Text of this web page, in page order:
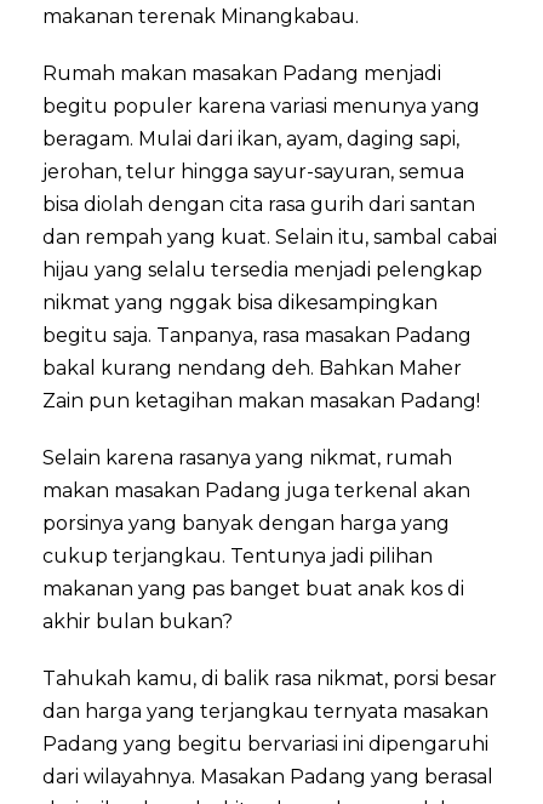
makanan terenak Minangkabau.
Rumah makan masakan Padang menjadi
begitu populer karena variasi menunya yang
beragam. Mulai dari ikan, ayam, daging sapi,
jerohan, telur hingga sayur-sayuran, semua
bisa diolah dengan cita rasa gurih dari santan
dan rempah yang kuat. Selain itu, sambal cabai
hijau yang selalu tersedia menjadi pelengkap
nikmat yang nggak bisa dikesampingkan
begitu saja. Tanpanya, rasa masakan Padang
bakal kurang nendang deh. Bahkan Maher
Zain pun ketagihan makan masakan Padang!
Selain karena rasanya yang nikmat, rumah
makan masakan Padang juga terkenal akan
porsinya yang banyak dengan harga yang
cukup terjangkau. Tentunya jadi pilihan
makanan yang pas banget buat anak kos di
akhir bulan bukan?
Tahukah kamu, di balik rasa nikmat, porsi besar
dan harga yang terjangkau ternyata masakan
Padang yang begitu bervariasi ini dipengaruhi
dari wilayahnya. Masakan Padang yang berasal